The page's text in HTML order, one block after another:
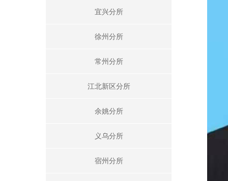
宜兴分所
徐州分所
常州分所
江北新区分所
余姚分所
义乌分所
宿州分所